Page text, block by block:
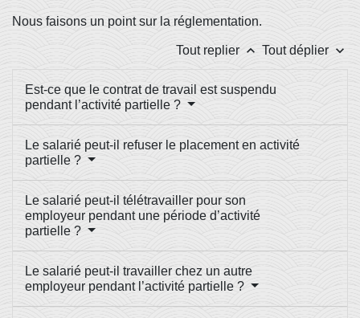
Nous faisons un point sur la réglementation.
Tout replier keyboard_arrow_up Tout déplier keyboard_arrow_down
Est-ce que le contrat de travail est suspendu
pendant l’activité partielle ?
Le salarié peut-il refuser le placement en activité
partielle ?
Le salarié peut-il télétravailler pour son
employeur pendant une période d’activité
partielle ?
Le salarié peut-il travailler chez un autre
employeur pendant l’activité partielle ?